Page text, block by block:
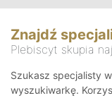
Znajdź
Plebiscyt skupia
Szukasz specjalisty
wyszukiwarkę.